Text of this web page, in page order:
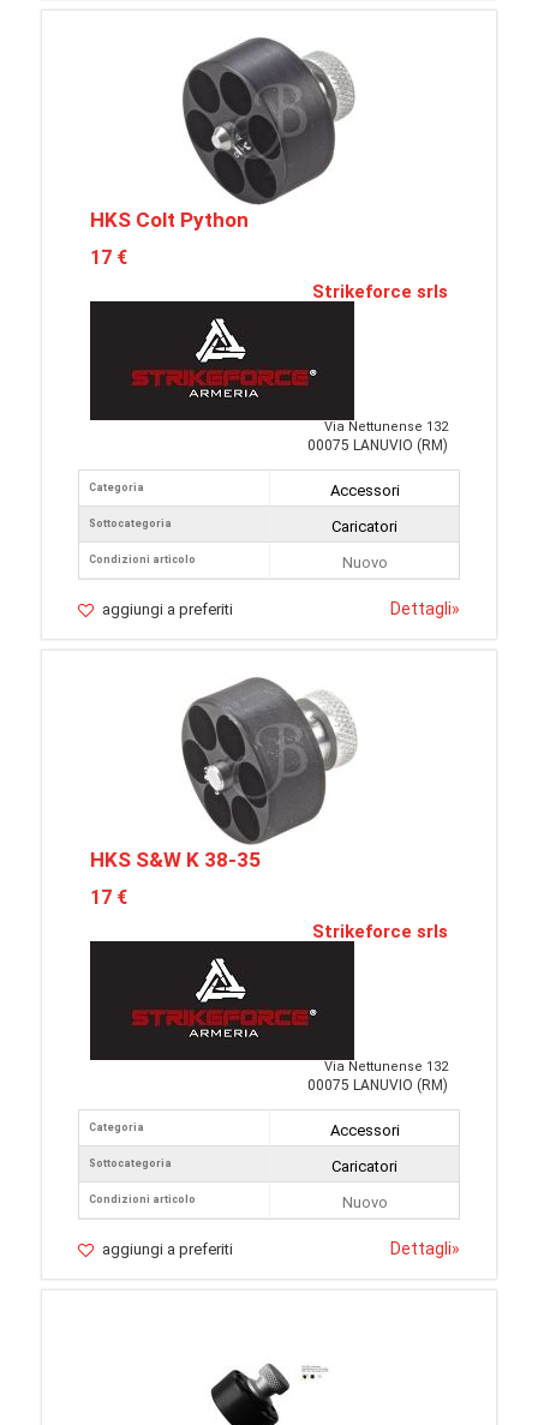
HKS Colt Python
17 €
Strikeforce srls
Via Nettunense 132
00075 LANUVIO (RM)
Categoria
Sottocategoria
Condizioni articolo
Accessori
Caricatori
Nuovo
aggiungi a preferiti Dettagli»
HKS S&W K 38-35
17 €
Strikeforce srls
Via Nettunense 132
00075 LANUVIO (RM)
Categoria
Sottocategoria
Condizioni articolo
Accessori
Caricatori
Nuovo
aggiungi a preferiti Dettagli»